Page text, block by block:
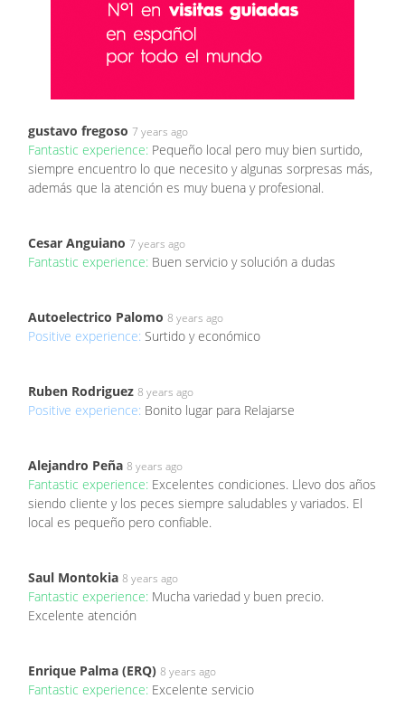
gustavo fregoso 7 years ago
Fantastic experience: Pequeño local pero muy bien surtido,
siempre encuentro lo que necesito y algunas sorpresas más,
además que la atención es muy buena y profesional.
Cesar Anguiano 7 years ago
Fantastic experience: Buen servicio y solución a dudas
Autoelectrico Palomo 8 years ago
Positive experience: Surtido y económico
Ruben Rodriguez 8 years ago
Positive experience: Bonito lugar para Relajarse
Alejandro Peña 8 years ago
Fantastic experience: Excelentes condiciones. Llevo dos años
siendo cliente y los peces siempre saludables y variados. El
local es pequeño pero confiable.
Saul Montokia 8 years ago
Fantastic experience: Mucha variedad y buen precio.
Excelente atención
Enrique Palma (ERQ) 8 years ago
Fantastic experience: Excelente servicio